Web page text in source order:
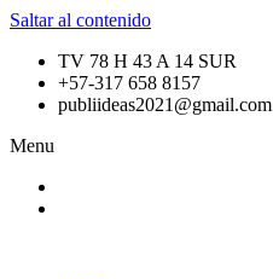
Saltar al contenido
TV 78 H 43 A 14 SUR
+57-317 658 8157
publiideas2021@gmail.com
Menu